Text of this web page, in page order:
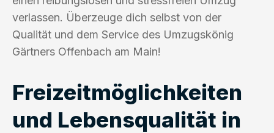
verlassen. Überzeuge dich selbst von der
Qualität und dem Service des Umzugskönig
Gärtners Offenbach am Main!
Freizeitmöglichkeiten
und Lebensqualität in